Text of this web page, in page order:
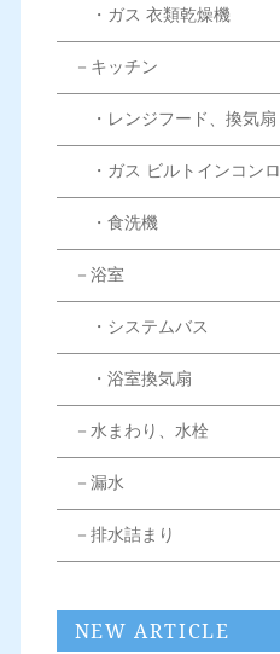
・ガス 衣類乾燥機
－キッチン
・レンジフード、換気扇
・ガス ビルトインコンロ
・食洗機
－浴室
・システムバス
・浴室換気扇
－水まわり、水栓
－漏水
－排水詰まり
NEW ARTICLE